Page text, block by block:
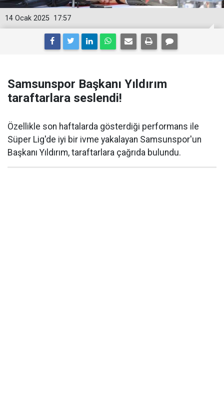
17:57
14 Ocak 2025
Samsunspor Başkanı Yıldırım
taraftarlara seslendi!
Özellikle son haftalarda gösterdiği performans ile
Süper Lig'de iyi bir ivme yakalayan Samsunspor'un
Başkanı Yıldırım, taraftarlara çağrıda bulundu.